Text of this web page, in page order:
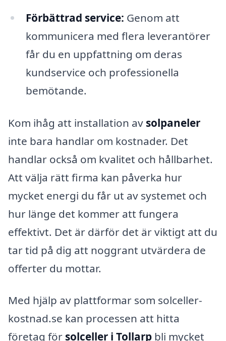
Förbättrad service: Genom att
kommunicera med flera leverantörer
får du en uppfattning om deras
kundservice och professionella
bemötande.
Kom ihåg att installation av solpaneler
inte bara handlar om kostnader. Det
handlar också om kvalitet och hållbarhet.
Att välja rätt firma kan påverka hur
mycket energi du får ut av systemet och
hur länge det kommer att fungera
effektivt. Det är därför det är viktigt att du
tar tid på dig att noggrant utvärdera de
offerter du mottar.
Med hjälp av plattformar som solceller-
kostnad.se kan processen att hitta
företag för solceller i Tollarp bli mycket